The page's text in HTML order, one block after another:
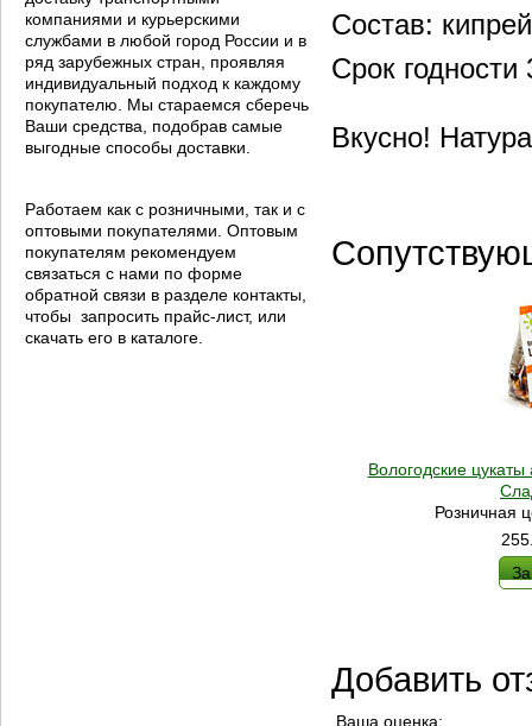
компаниями и курьерскими
службами в любой город России и в
ряд зарубежных стран, проявляя
индивидуальный подход к каждому
покупателю. Мы стараемся сберечь
Ваши средства, подобрав самые
выгодные способы доставки.
Работаем как с розничными, так и с
оптовыми покупателями. Оптовым
покупателям рекомендуем
связаться с нами по форме
обратной связи в разделе контакты,
чтобы запросить прайс-лист, или
скачать его в каталоге.
Состав:
Срок годности
Вкусно!
Вологодские цукаты
Розничная
Добавить
Ваша оценка: